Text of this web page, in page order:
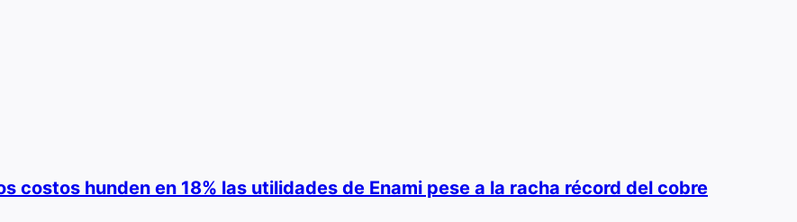
costos hunden en 18% las utilidades de Enami pese a la racha récord del cobre